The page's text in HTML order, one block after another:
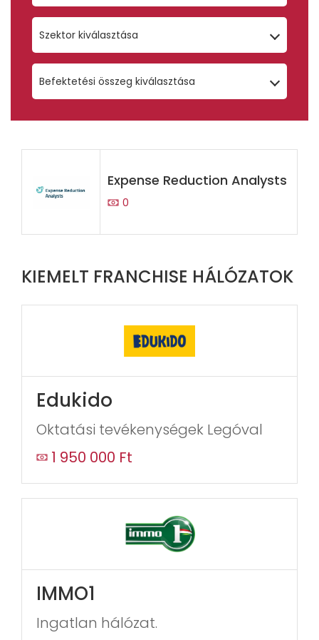
Szektor kiválasztása
Befektetési összeg kiválasztása
Expense Reduction Analysts
0
KIEMELT FRANCHISE HÁLÓZATOK
Edukido
Oktatási tevékenységek Legóval
1 950 000 Ft
IMMO1
Ingatlan hálózat.